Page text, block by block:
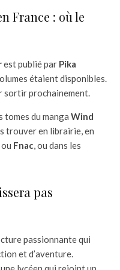
France : où le
est publié par Pika
étaient disponibles.
sortir prochainement.
tomes du manga Wind
trouver en librairie, en
ou Fnac, ou dans les
pas
passionnante qui
et d’aventure.